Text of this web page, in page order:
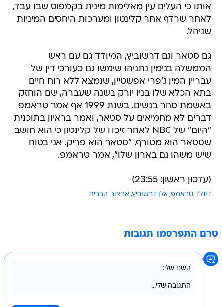
אותו כי העלים עין מאלימות מינית בקמפוס שבו עבד,
לאחר שרדף אחר קלינטון ומערכות היחסים המיניות
שניהל.
גם סטאר וגם דרשוביץ, המיודד גם עם ראש
הממשלה בנימין נתניהו שימשו גם כעורכי דין של
עבריין המין ג'פרי אפשטיין, שנמצא ללא רוח חיים
בתא הכלא שלו בניו יורק בשנה שעברה, שם הוחזק
באשמת סחר בנשים. בשנת 1999 אף אמר טראמפ
דברים לא מחמיאים על סטאר, ואמר בראיון בתוכנית
"היום" של NBC לאחר זיכויו של קלינטון כי הוא חושב
שסטאר הוא מטורף. "סטאר הוא פריק. אני בטוח
שיש משהו גם בארון שלו", אמר טראמפ.
(עדכון ראשון: 23:55)
דונלד טראמפ אלן דרשוביץ ארצות הברית
טרם התפרסמו תגובות